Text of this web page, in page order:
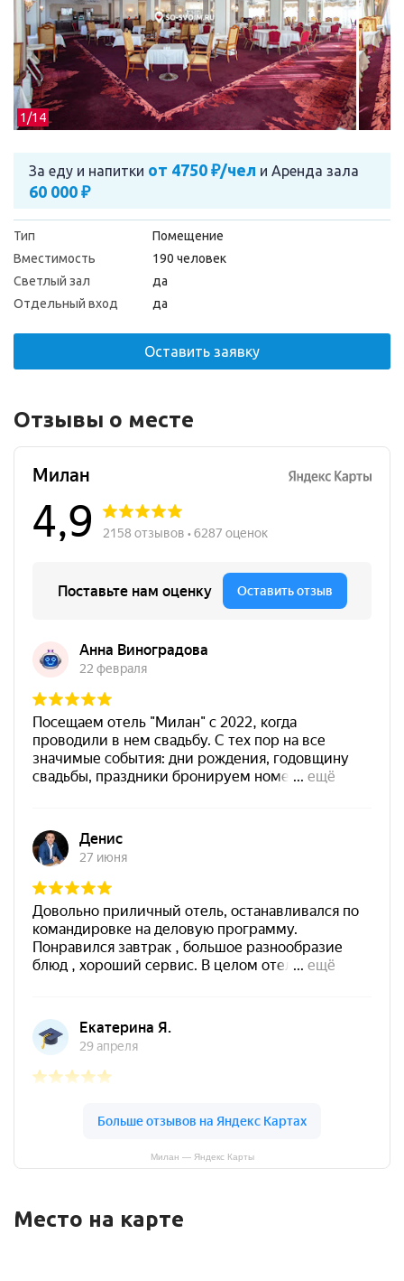
1/14
За еду и напитки от 4750 ₽/чел и Аренда зала
60 000 ₽
Тип
Помещение
Вместимость
190 человек
Светлый зал
да
Отдельный вход
да
Оставить заявку
Отзывы о месте
Милан — Яндекс Карты
Место на карте